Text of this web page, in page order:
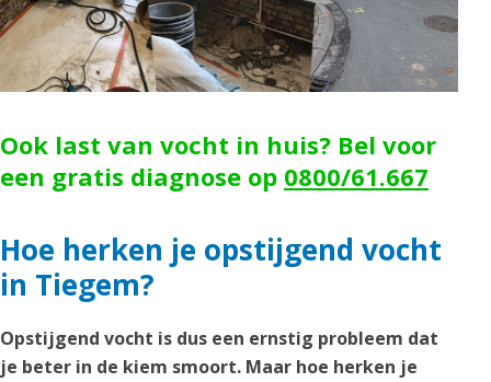
Ook last van vocht in huis? Bel voor
een gratis diagnose op 0800/61.667
Hoe herken je opstijgend vocht
in Tiegem?
Opstijgend vocht is dus een ernstig probleem dat
je beter in de kiem smoort. Maar hoe herken je